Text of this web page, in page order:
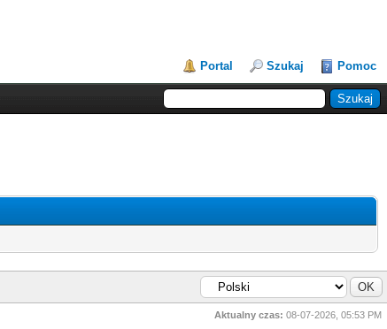
Portal Szukaj Pomoc
Aktualny czas: 08-07-2026, 05:53 PM